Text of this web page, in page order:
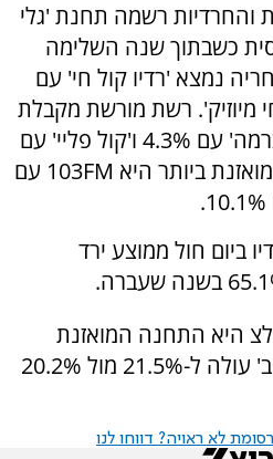
והחרדיות רשמה תחנת 'גלי
כשבתוך שנה השלימה
מ-3.7% ל-5.9%. אחריה נמצא 'רדיו קול חי' עם
חי מיוזיק'. רשת מורשת מקבלת
4.7% האזנה ואחרי 'קול ברמה' עם 4.3% ו'קול פליי' עם
4.2%. התחנה האזורית המואזנת ביותר היא 103FM עם
ביום חול ממוצע ירד
היא התחנה המואזנת
בישראל עם 26.8%. רשת ב' עולה ל-21.5% מול 20.2%
לא ראויה? דווחו לנו